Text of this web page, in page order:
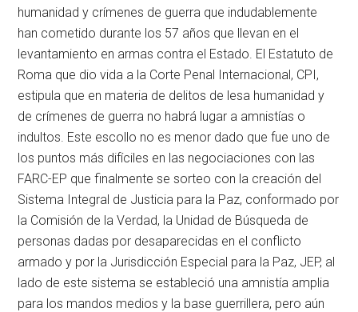
humanidad y crímenes de guerra que indudablemente
han cometido durante los 57 años que llevan en el
levantamiento en armas contra el Estado. El Estatuto de
Roma que dio vida a la Corte Penal Internacional, CPI,
estipula que en materia de delitos de lesa humanidad y
de crímenes de guerra no habrá lugar a amnistías o
indultos. Este escollo no es menor dado que fue uno de
los puntos más difíciles en las negociaciones con las
FARC-EP que finalmente se sorteo con la creación del
Sistema Integral de Justicia para la Paz, conformado por
la Comisión de la Verdad, la Unidad de Búsqueda de
personas dadas por desaparecidas en el conflicto
armado y por la Jurisdicción Especial para la Paz, JEP, al
lado de este sistema se estableció una amnistía amplia
para los mandos medios y la base guerrillera, pero aún